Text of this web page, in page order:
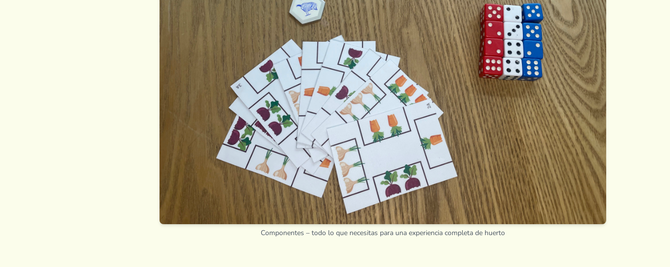
Componentes – todo lo que necesitas para una experiencia completa de huerto